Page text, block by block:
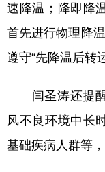
速降温；降即降
首先进行物理降
遵守“先降温后转
闫圣涛还提醒
风不良环境中长
基础疾病人群等，